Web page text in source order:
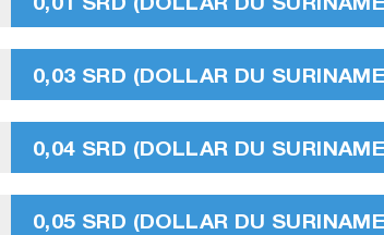
0,03 SRD (DOLLAR DU
0,04 SRD (DOLLAR DU
0,05 SRD (DOLLAR DU